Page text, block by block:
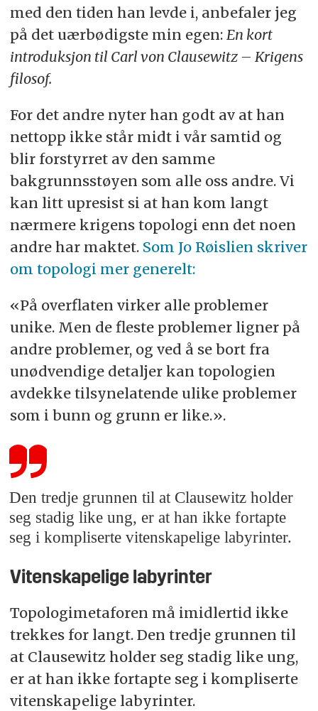
med den tiden han levde i, anbefaler jeg
på det uærbødigste min egen: En kort
introduksjon til Carl von Clausewitz – Krigens
filosof.
For det andre nyter han godt av at han
nettopp ikke står midt i vår samtid og
blir forstyrret av den samme
bakgrunnsstøyen som alle oss andre. Vi
kan litt upresist si at han kom langt
nærmere krigens topologi enn det noen
andre har maktet. Som Jo Røislien skriver
om topologi mer generelt:
«På overflaten virker alle problemer
unike. Men de fleste problemer ligner på
andre problemer, og ved å se bort fra
unødvendige detaljer kan topologien
avdekke tilsynelatende ulike problemer
som i bunn og grunn er like.».
Den tredje grunnen til at Clausewitz holder
seg stadig like ung, er at han ikke fortapte
seg i kompliserte vitenskapelige labyrinter.
Vitenskapelige labyrinter
Topologimetaforen må imidlertid ikke
trekkes for langt. Den tredje grunnen til
at Clausewitz holder seg stadig like ung,
er at han ikke fortapte seg i kompliserte
vitenskapelige labyrinter.